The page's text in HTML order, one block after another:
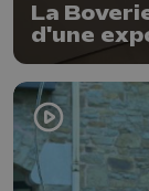
La
d'une